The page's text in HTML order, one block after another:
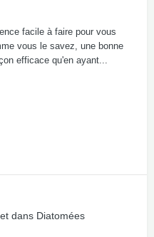
facile à faire pour vous
vous le savez, une bonne
efficace qu'en ayant...
dans Diatomées